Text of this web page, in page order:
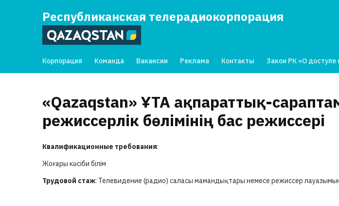
Республиканская телерадиокорпорация
Корпорация Команда Вакансии Реклама Контакты Закон РК «О доступе
«Qazaqstan» ҰТА ақпараттық-
режиссерлік бөлімінің бас режиссері
Квалификационные требования:
Жоғары кәсіби білім
Трудовой стаж: Телевидение (радио) саласы мамандықтары немесе режиссер